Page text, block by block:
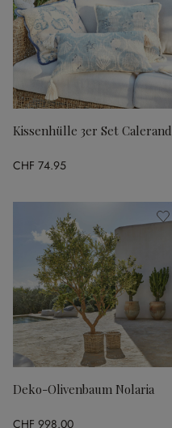
Kissenhülle 3er Set Calerand
CHF 74.95
Deko-Olivenbaum Nolaria
CHF 998.00